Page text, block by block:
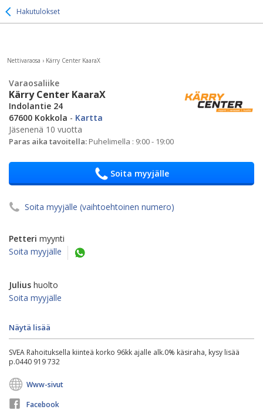
Hakutulokset
Nettivaraosa › Kärry Center KaaraX
Varaosaliike
Kärry Center KaaraX
Indolantie 24
67600 Kokkola - Kartta
Jäsenenä 10 vuotta
Paras aika tavoitella: Puhelimella : 9:00 - 19:00
Soita myyjälle
Soita myyjälle (vaihtoehtoinen numero)
Petteri myynti
Soita myyjälle
Julius huolto
Soita myyjälle
Näytä lisää
SVEA Rahoituksella kiinteä korko 96kk ajalle alk.0% käsiraha, kysy lisää
p.0440 919 732
Www-sivut
Facebook